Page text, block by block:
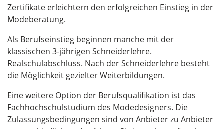
Zertifikate erleichtern den erfolgreichen Einstieg in der
Modeberatung.
Als Berufseinstieg beginnen manche mit der
klassischen 3-jährigen Schneiderlehre.
Realschulabschluss. Nach der Schneiderlehre besteht
die Möglichkeit gezielter Weiterbildungen.
Eine weitere Option der Berufsqualifikation ist das
Fachhochschulstudium des Modedesigners. Die
Zulassungsbedingungen sind von Anbieter zu Anbieter